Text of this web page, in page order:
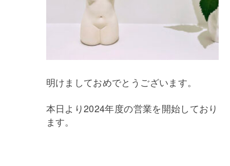
明けましておめでとうございます。
本日より2024年度の営業を開始しており
ます。